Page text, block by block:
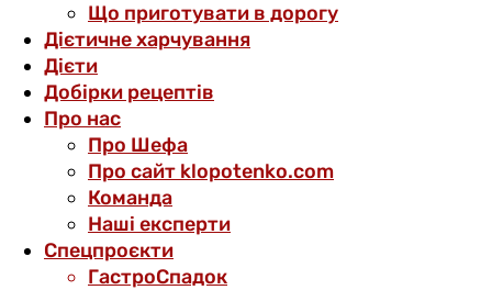
Що приготувати в дорогу
Дієтичне харчування
Дієти
Добірки рецептів
Про нас
Про Шефа
Про сайт klopotenko.com
Команда
Наші експерти
Спецпроєкти
ГастроСпадок